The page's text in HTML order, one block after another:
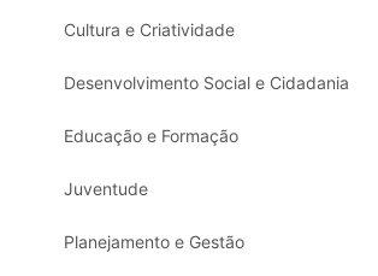
Cultura e Criatividade
Desenvolvimento Social e Cidadania
Educação e Formação
Juventude
Planejamento e Gestão